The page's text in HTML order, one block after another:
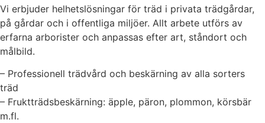
Vi erbjuder helhetslösningar för träd i privata trädgårdar,
på gårdar och i offentliga miljöer. Allt arbete utförs av
erfarna arborister och anpassas efter art, ståndort och
målbild.
– Professionell trädvård och beskärning av alla sorters
träd
– Fruktträdsbeskärning: äpple, päron, plommon, körsbär
m.fl.